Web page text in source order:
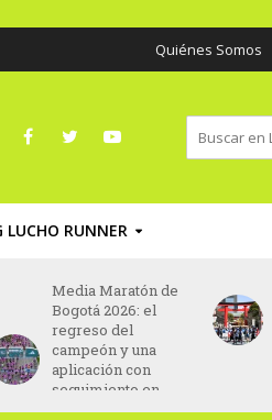
Quiénes Somos
LUCHO RUNNER
Media Maratón de
Bogotá 2026: el
regreso del
campeón y una
aplicación con
seguimiento en
tiempo real para